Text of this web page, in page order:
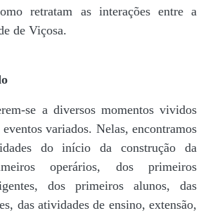
retratam as interações entre a
de Viçosa.
se a diversos momentos vividos
variados. Nelas, encontramos
do início da construção da
operários, dos primeiros
​dos primeiros alunos, das
das atividades de ensino, extensão,